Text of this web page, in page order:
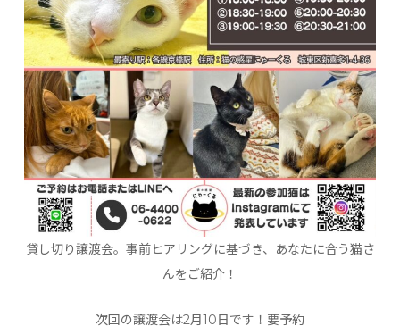
貸し切り譲渡会。事前ヒアリングに基づき、あなたに合う猫さ
んをご紹介！
次回の譲渡会は2月10日です！要予約